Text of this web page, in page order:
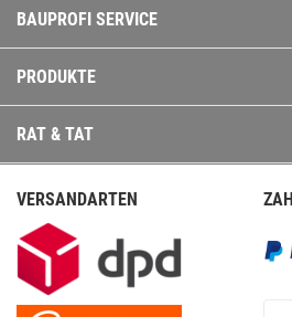
BAUPROFI SERVICE
PRODUKTE
RAT & TAT
VERSANDARTEN